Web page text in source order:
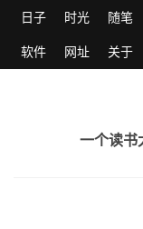
日子 时光 随笔
软件 网址 关于
一个读书